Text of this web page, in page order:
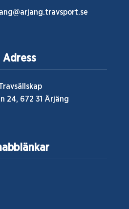
Adress
24, 672 31 Årjäng